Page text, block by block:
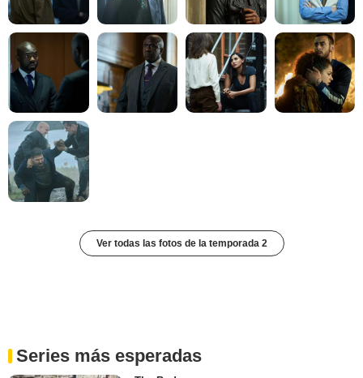
Ver todas las fotos de la temporada 2
Series más esperadas